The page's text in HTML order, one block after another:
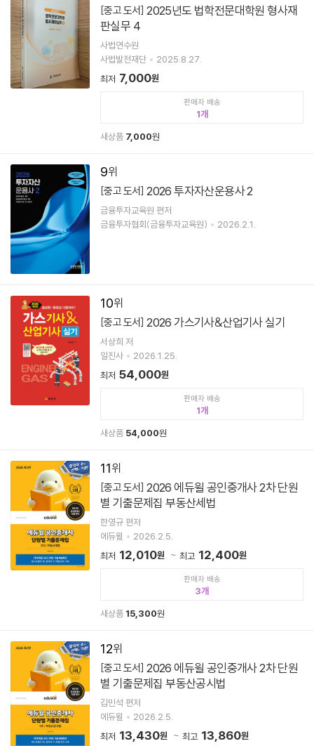
[중고 도서] 2025년도 법학전문대학원 형사재
판실무 4
사법연수원
사법발전재단
2025.8.27.
최저 7,000원
판매자 배송
1
새상품 7,000원
9
[중고 도서] 2026 투자자산운용사 2
금융투자교육원 편저
금융투자협회(금융투자교육원)
2026.2.1.
10
[중고 도서] 2026 가스기사&산업기사 실기
서상희 저
일진사
2026.1.25.
최저 54,000원
판매자 배송
1
새상품 54,000원
11
[중고 도서] 2026 에듀윌 공인중개사 2차 단원
별 기출문제집 부동산세법
한영규 편저
에듀윌
2026.2.5.
최저 12,010원 최고 12,400원
판매자 배송
3
새상품 15,300원
12
[중고 도서] 2026 에듀윌 공인중개사 2차 단원
별 기출문제집 부동산공시법
김민석 편저
에듀윌
2026.2.5.
최저 13,430원 최고 13,860원